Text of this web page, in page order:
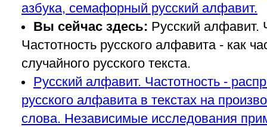
азбука, семафорный русский алфавит.
Вы сейчас здесь: Русский алфавит.
Частотность русского алфавита - как
случайного русского текста.
Русский алфавит. Частотность -
русского алфавита в текстах на
слова. Независимые исследования